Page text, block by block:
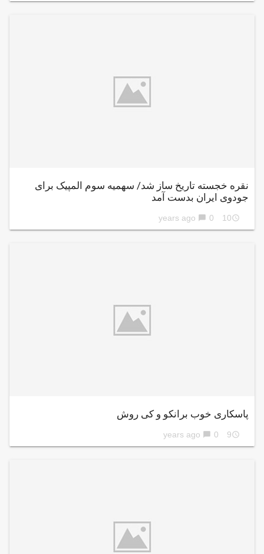
نقره خجسته تاریخ ساز شد/ سهمیه سوم المپیک برای
جودوی ایران بدست آمد
access_time
10 years ago
chat_bubble 0
پاسکاری خوب برانکو و کی روش
access_time
9 years ago
chat_bubble 0